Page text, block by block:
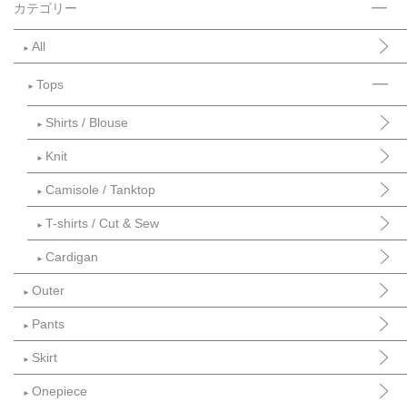
カテゴリー
► All
► Tops
► Shirts / Blouse
► Knit
► Camisole / Tanktop
► T-shirts / Cut & Sew
► Cardigan
► Outer
► Pants
► Skirt
► Onepiece